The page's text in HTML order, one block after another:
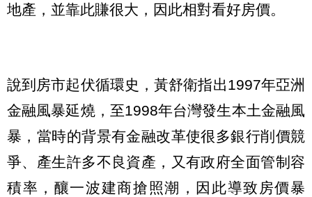
地產，並靠此賺很大，因此相對看好房價。
說到房市起伏循環史，黃舒衛指出1997年亞洲
金融風暴延燒，至1998年台灣發生本土金融風
暴，當時的背景有金融改革使很多銀行削價競
爭、產生許多不良資產，又有政府全面管制容
積率，釀一波建商搶照潮，因此導致房價暴